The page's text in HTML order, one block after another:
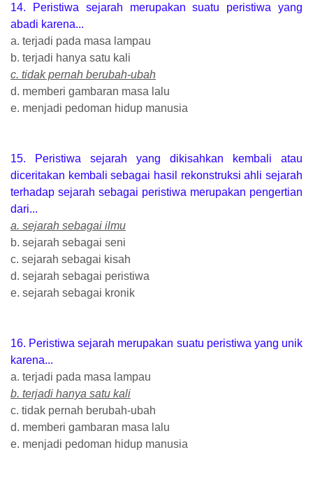
14. Peristiwa sejarah merupakan suatu peristiwa yang
abadi karena...
a. terjadi pada masa lampau
b. terjadi hanya satu kali
c. tidak pernah berubah-ubah
d. memberi gambaran masa lalu
e. menjadi pedoman hidup manusia
15. Peristiwa sejarah yang dikisahkan kembali atau
diceritakan kembali sebagai hasil rekonstruksi ahli sejarah
terhadap sejarah sebagai peristiwa merupakan pengertian
dari...
a. sejarah sebagai ilmu
b. sejarah sebagai seni
c. sejarah sebagai kisah
d. sejarah sebagai peristiwa
e. sejarah sebagai kronik
16. Peristiwa sejarah merupakan suatu peristiwa yang unik
karena...
a. terjadi pada masa lampau
b. terjadi hanya satu kali
c. tidak pernah berubah-ubah
d. memberi gambaran masa lalu
e. menjadi pedoman hidup manusia